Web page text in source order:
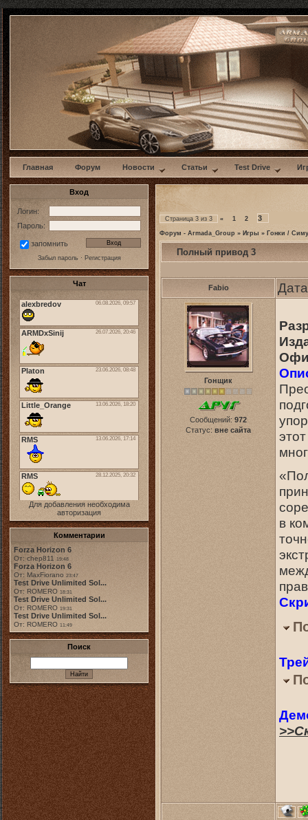
w
Главная Форум Новости Статьи Test Drive
Вход
Логин:
Пароль:
запомнить
Забыл пароль· Регистрация
Чат
Для добавления необходима
авторизация
Комментарии
Forza Horizon 6
От: chep811 19:48
Forza Horizon 6
От: MaxFiorano 23:47
Test Drive Unlimited Sol...
От: ROMERO 18:31
Test Drive Unlimited Sol...
От: ROMERO 19:31
Test Drive Unlimited Sol...
От: ROMERO 11:49
Поиск
Страница 3 из 3 « 1 2 3
Форум - Armada_Group » Игры » Гонки /
Полный привод 3
Fabio
Гонщик
Сообщений: 972
Статус: вне сайта
в